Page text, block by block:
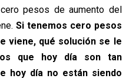
pesos de aumento del
Si tenemos cero pesos
viene, qué solución se le
que hoy día son tan
hoy día no están siendo